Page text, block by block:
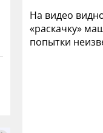
На видео
«раскачку»
попытки